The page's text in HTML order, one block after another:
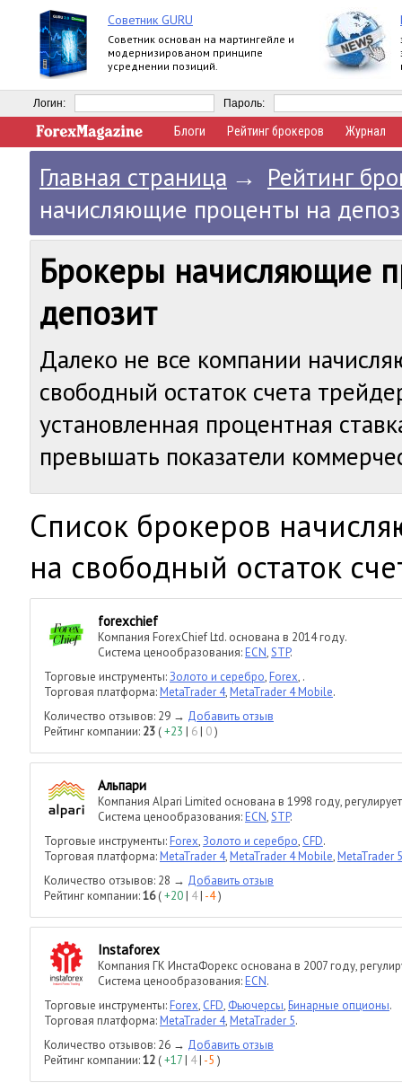
Советник GURU
Советник основан на мартингейле и
модернизированом принципе
усреднении позиций.
Логин: Пароль:
Блоги Рейтинг брокеров Журнал
Главная страница → Рейтинг
начисляющие проценты на
Брокеры начисляющие
депозит
Далеко не все компании
свободный остаток счета
установленная процентная
превышать показатели
Cписок брокеров
на свободный остаток
forexchief
Компания ForexChief Ltd. основана в 2014 году.
Система ценообразования:ECN,STP.
Торговые инструменты:Золото и серебро,Forex, .
Торговая платформа:MetaTrader 4,MetaTrader 4 Mobile.
Количество отзывов: 29 → Добавить отзыв
Рейтинг компании: 23 (+23 | 6| 0)
Альпари
Компания Alpari Limited основана в 1998 году,
Система ценообразования:ECN,STP.
Торговые инструменты:Forex,Золото и серебро, CFD.
Торговая платформа:MetaTrader 4,MetaTrader 4 Mobile,MetaTrader 5
Количество отзывов: 28 → Добавить отзыв
Рейтинг компании:16(+20| 4| -4)
Instaforex
Компания ГK ИнстаФорекс основана в 2007 году,
Система ценообразования:ECN.
Торговые инструменты:Forex, CFD, Фьючерсы,Бинарные опционы.
Торговая платформа:MetaTrader 4,MetaTrader 5.
Количество отзывов: 26 → Добавить отзыв
Рейтинг компании:12 (+17| 4| -5 )